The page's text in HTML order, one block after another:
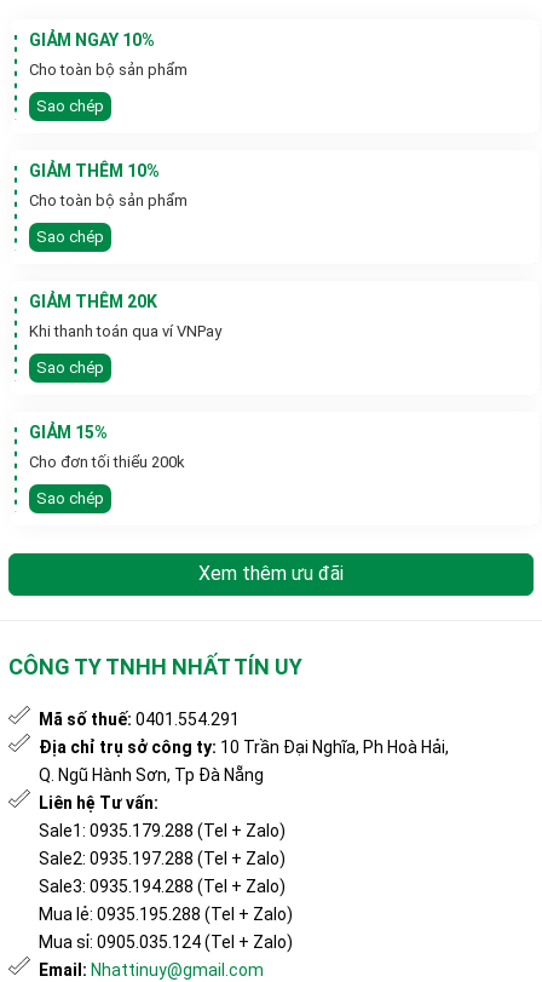
GIẢM NGAY 10%
Cho toàn bộ sản phẩm
Sao chép
GIẢM THÊM 10%
Cho toàn bộ sản phẩm
Sao chép
GIẢM THÊM 20K
Khi thanh toán qua ví VNPay
Sao chép
GIẢM 15%
Cho đơn tối thiểu 200k
Sao chép
Xem thêm ưu đãi
CÔNG TY TNHH NHẤT TÍN UY
Mã số thuế: 0401.554.291
Địa chỉ trụ sở công ty: 10 Trần Đại Nghĩa, Ph Hoà Hải,
Q. Ngũ Hành Sơn, Tp Đà Nẵng
Liên hệ Tư vấn:
Sale1: 0935.179.288 (Tel + Zalo)
Sale2: 0935.197.288 (Tel + Zalo)
Sale3: 0935.194.288 (Tel + Zalo)
Mua lẻ: 0935.195.288 (Tel + Zalo)
Mua sỉ: 0905.035.124 (Tel + Zalo)
Email: Nhattinuy@gmail.com